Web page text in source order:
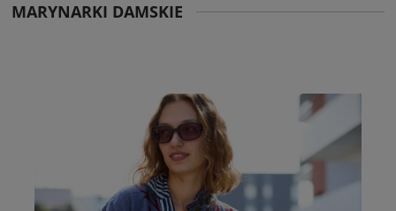
MARYNARKI DAMSKIE